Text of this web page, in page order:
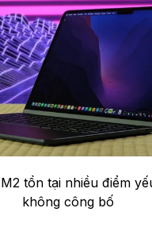
tồn tại nhiều điểm
không công bố